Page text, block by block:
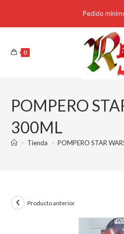
Pedido
0
POMPERO
300ML
> Tienda > POMPERO STAR
Producto anterior